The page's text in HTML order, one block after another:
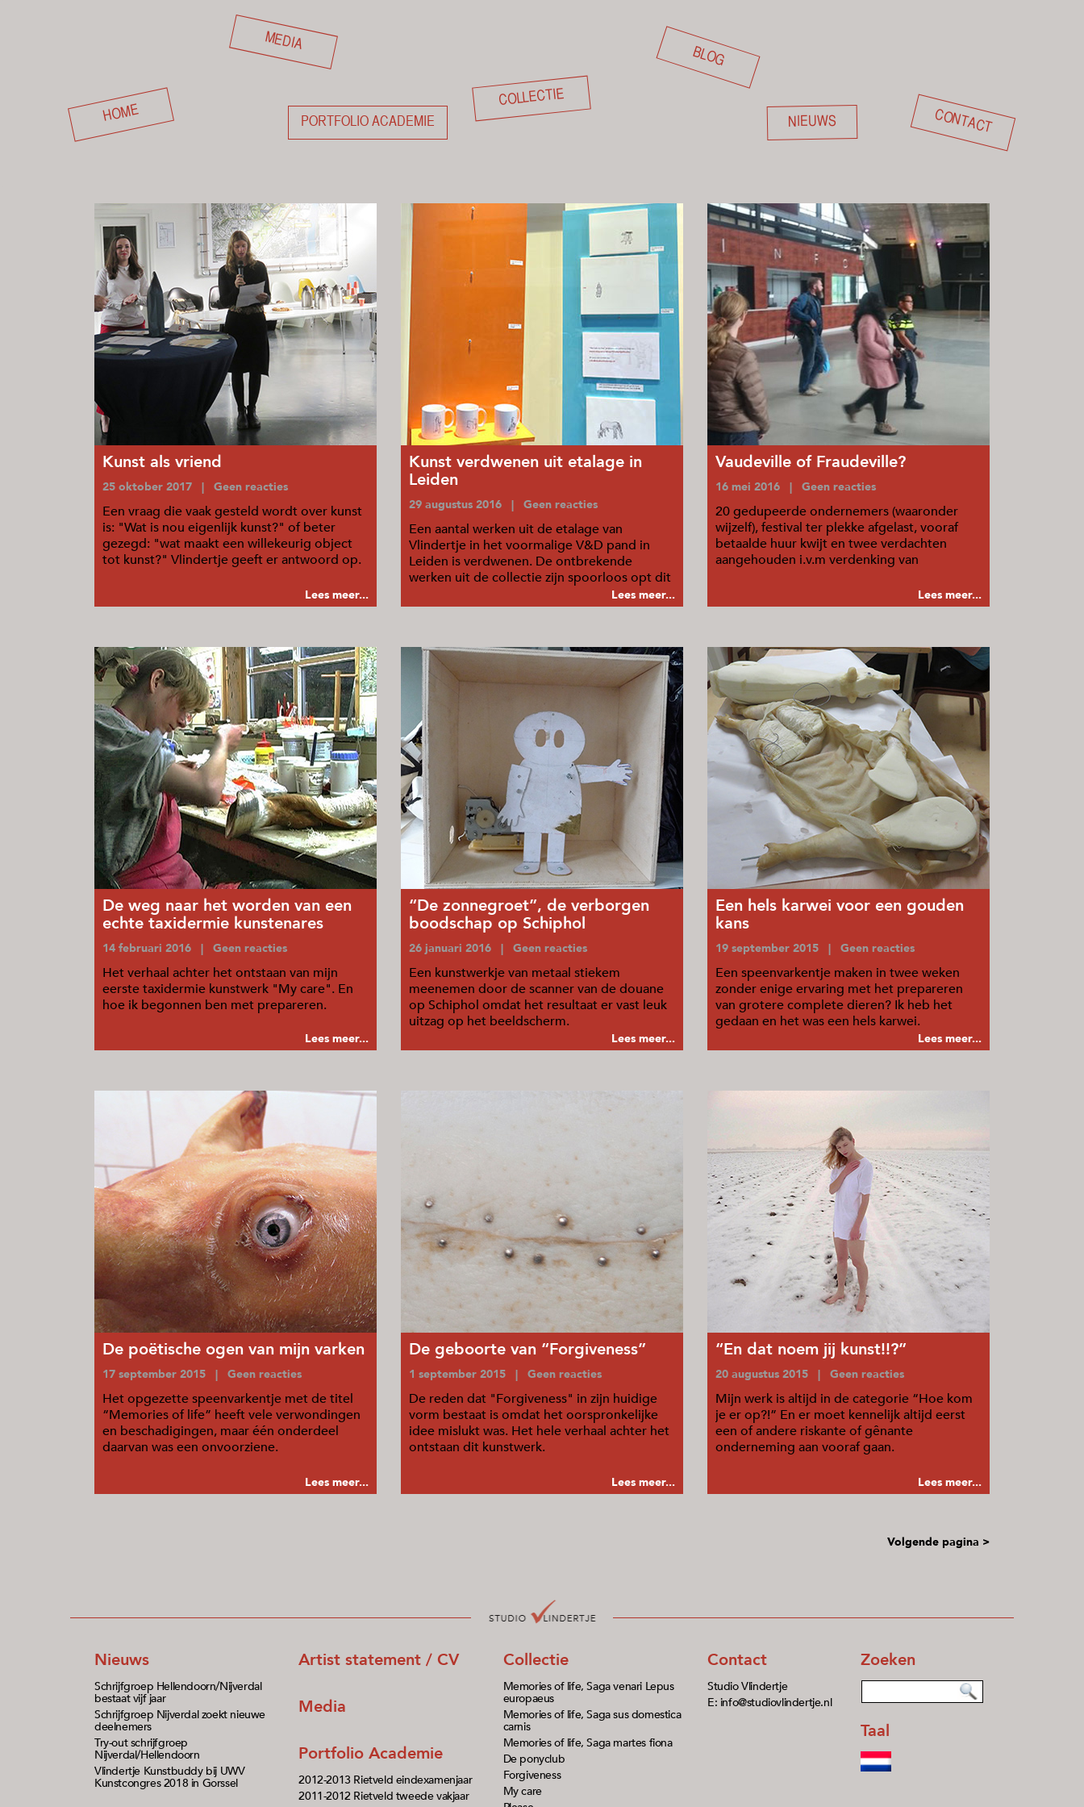
HOME
MEDIA
PORTFOLIO ACADEMIE
COLLECTIE
BLOG
NIEUWS CONTACT
Kunst als vriend
25 oktober 2017 | Geen reacties
Een vraag die vaak gesteld wordt over kunst
is: "Wat is nou eigenlijk kunst?" of beter
gezegd: "wat maakt een willekeurig object
tot kunst?" Vlindertje geeft er antwoord op.
Lees meer...
Kunst verdwenen uit etalage in
Leiden
29 augustus 2016 | Geen reacties
Een aantal werken uit de etalage van
Vlindertje in het voormalige V&D pand in
Leiden is verdwenen. De ontbrekende
werken uit de collectie zijn spoorloos opt dit
Lees meer...
Vaudeville of Fraudeville?
16 mei 2016 | Geen reacties
20 gedupeerde ondernemers (waaronder
wijzelf), festival ter plekke afgelast, vooraf
betaalde huur kwijt en twee verdachten
aangehouden i.v.m verdenking van
Lees meer...
De weg naar het worden van een
echte taxidermie kunstenares
14 februari 2016 | Geen reacties
Het verhaal achter het ontstaan van mijn
eerste taxidermie kunstwerk "My care". En
hoe ik begonnen ben met prepareren.
Lees meer...
“De zonnegroet”, de verborgen
boodschap op Schiphol
26 januari 2016 | Geen reacties
Een kunstwerkje van metaal stiekem
meenemen door de scanner van de douane
op Schiphol omdat het resultaat er vast leuk
uitzag op het beeldscherm.
Lees meer...
Een hels karwei voor een gouden
kans
19 september 2015 | Geen reacties
Een speenvarkentje maken in twee weken
zonder enige ervaring met het prepareren
van grotere complete dieren? Ik heb het
gedaan en het was een hels karwei.
Lees meer...
De poëtische ogen van mijn varken
17 september 2015 | Geen reacties
Het opgezette speenvarkentje met de titel
“Memories of life” heeft vele verwondingen
en beschadigingen, maar één onderdeel
daarvan was een onvoorziene.
Lees meer...
De geboorte van “Forgiveness”
1 september 2015 | Geen reacties
De reden dat "Forgiveness" in zijn huidige
vorm bestaat is omdat het oorspronkelijke
idee mislukt was. Het hele verhaal achter het
ontstaan dit kunstwerk.
Lees meer...
“En dat noem jij kunst!!?”
20 augustus 2015 | Geen reacties
Mijn werk is altijd in de categorie “Hoe kom
je er op?!” En er moet kennelijk altijd eerst
een of andere riskante of gênante
onderneming aan vooraf gaan.
Lees meer...
Volgende pagina >
Nieuws
Schrijfgroep Hellendoorn/Nijverdal
bestaat vijf jaar
Schrijfgroep Nijverdal zoekt nieuwe
deelnemers
Try-out schrijfgroep
Nijverdal/Hellendoorn
Vlindertje Kunstbuddy bij UWV
Kunstcongres 2018 in Gorssel
Artist statement / CV
Media
Portfolio Academie
2012-2013 Rietveld eindexamenjaar
2011-2012 Rietveld tweede vakjaar
Collectie
Memories of life, Saga venari Lepus
europaeus
Memories of life, Saga sus domestica
carnis
Memories of life, Saga martes fiona
De ponyclub
Forgiveness
My care
Contact
Studio Vlindertje
E: info@studiovlindertje.nl
Zoeken
Taal